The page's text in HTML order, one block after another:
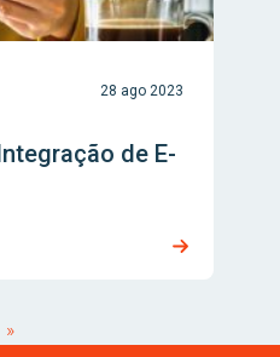
28 ago 2023
de E-
»